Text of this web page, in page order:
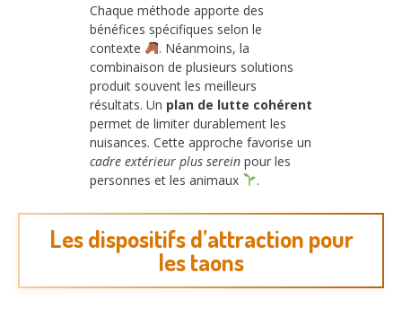
Chaque méthode apporte des
bénéfices spécifiques selon le
contexte
. Néanmoins, la
combinaison de plusieurs solutions
produit souvent les meilleurs
résultats. Un plan de lutte cohérent
permet de limiter durablement les
nuisances. Cette approche favorise un
cadre extérieur plus serein pour les
personnes et les animaux
.
Les dispositifs d’attraction pour
les taons